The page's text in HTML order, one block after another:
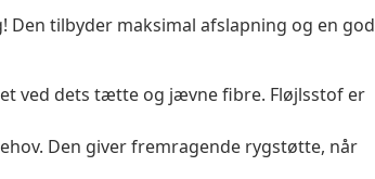
tilbyder maksimal afslapning og en god
ved dets tætte og jævne fibre. Fløjlsstof er
Den giver fremragende rygstøtte, når